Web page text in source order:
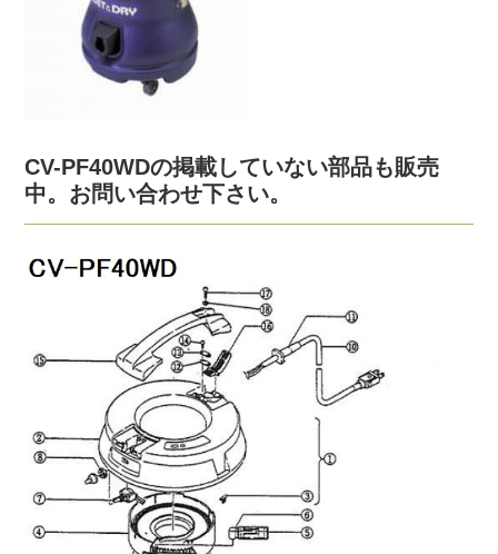
CV-PF40WDの掲載していない部品も販売
中。お問い合わせ下さい。